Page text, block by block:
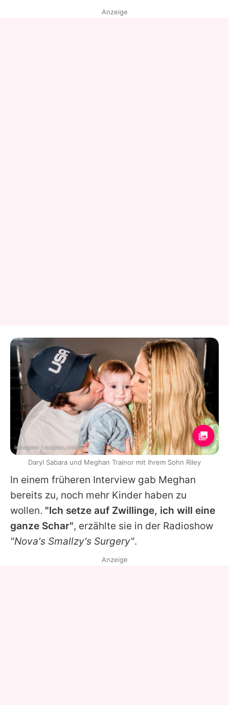
In einem früheren Interview gab Meghan
bereits zu, noch mehr Kinder haben zu
wollen. "Ich setze auf Zwillinge, ich will eine
ganze Schar", erzählte sie in der Radioshow
"Nova's Smallzy's Surgery".
Anzeige
Instagram / meghan_trainor
Daryl Sabara und Meghan Trainor mit ihrem Sohn Riley
Anzeige